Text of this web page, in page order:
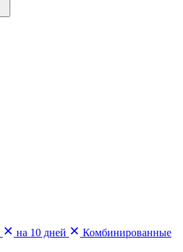
на 10 дней Комбинированные